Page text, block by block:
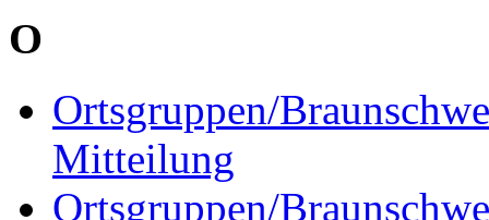
O
Ortsgruppen/
Mitteilung
Ortsgruppen/